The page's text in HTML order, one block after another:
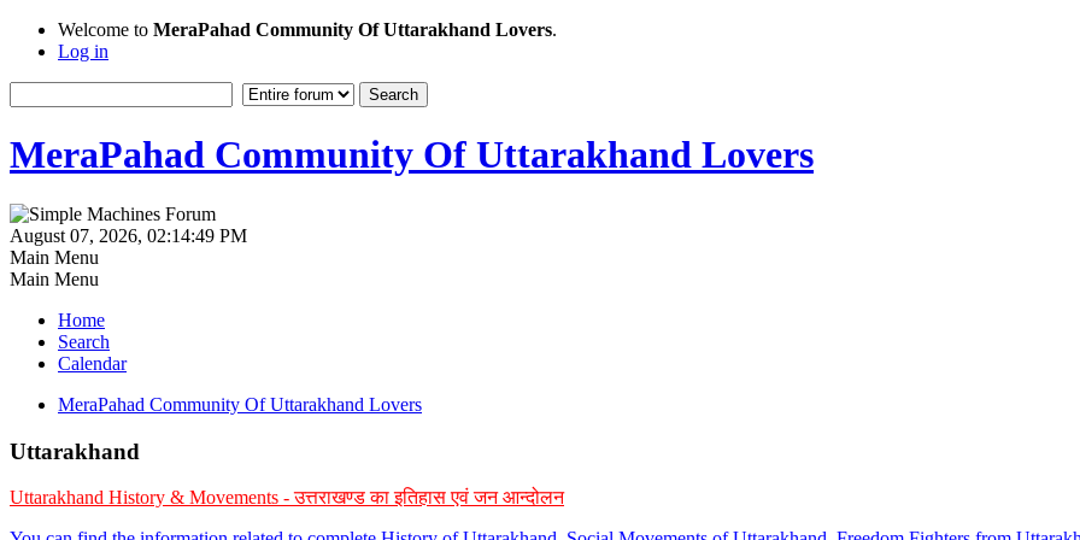
Welcome to MeraPahad Community Of Uttarakhand Lovers.
Log in
MeraPahad Community Of Uttarakhand Lovers
August 07, 2026, 02:14:49 PM
Main Menu
Main Menu
Home
Search
Calendar
MeraPahad Community Of Uttarakhand Lovers
Uttarakhand
Uttarakhand History & Movements - उत्तराखण्ड का इतिहास एवं जन आन्दोलन